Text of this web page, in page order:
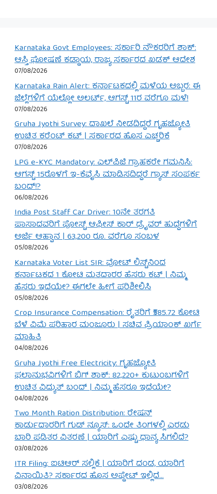
Karnataka Govt Employees: ಸರ್ಕಾರಿ ನೌಕರರಿಗೆ ಶಾಕ್:
ಆಸ್ತಿ ಘೋಷಣೆ ಕಡ್ಡಾಯ, ರಾಜ್ಯ ಸರ್ಕಾರದ ಖಡಕ್ ಆದೇಶ
07/08/2026
Karnataka Rain Alert: ಕರ್ನಾಟಕದಲ್ಲಿ ಮಳೆಯ ಅಬ್ಬರ: ಈ
ಜಿಲ್ಲೆಗಳಿಗೆ ಯೆಲ್ಲೋ ಅಲರ್ಟ್, ಆಗಸ್ಟ್ 11ರ ವರೆಗೂ ಮಳೆ!
07/08/2026
Gruha Jyothi Survey: ದಾಖಲೆ ನೀಡದಿದ್ದರೆ ಗೃಹಜ್ಯೋತಿ
ಉಚಿತ ಕರೆಂಟ್ ಕಟ್ | ಸರ್ಕಾರದ ಹೊಸ ಎಚ್ಚರಿಕೆ
07/08/2026
LPG e-KYC Mandatory: ಎಲ್‌ಪಿಜಿ ಗ್ರಾಹಕರೇ ಗಮನಿಸಿ:
ಆಗಸ್ಟ್ 15ರೊಳಗೆ ಇ-ಕೆವೈಸಿ ಮಾಡಿಸದಿದ್ದರೆ ಗ್ಯಾಸ್ ಸಂಪರ್ಕ
ಬಂದ್!?
06/08/2026
India Post Staff Car Driver: 10ನೇ ತರಗತಿ
ಪಾಸಾದವರಿಗೆ ಪೋಸ್ಟ್ ಆಫೀಸ್ ಕಾರ್ ಡ್ರೈವರ್ ಹುದ್ದೆಗಳಿಗೆ
ಅರ್ಜಿ ಆಹ್ವಾನ | 63,200 ರೂ. ವರೆಗೂ ಸಂಬಳ
05/08/2026
Karnataka Voter List SIR: ವೋಟ್ ಲಿಸ್ಟ್‌ನಿಂದ
ಕರ್ನಾಟಕದ 1 ಕೋಟಿ ಮತದಾರರ ಹೆಸರು ಕಟ್ | ನಿಮ್ಮ
ಹೆಸರು ಇದೆಯೇ? ಈಗಲೇ ಹೀಗೆ ಪರಿಶೀಲಿಸಿ
05/08/2026
Crop Insurance Compensation: ರೈತರಿಗೆ ₹585.72 ಕೋಟಿ
ಬೆಳೆ ವಿಮೆ ಪರಿಹಾರ ಮಂಜೂರು | ಸಚಿವ ಪ್ರಿಯಾಂಕ್ ಖರ್ಗೆ
ಮಾಹಿತಿ
04/08/2026
Gruha Jyothi Free Electricity: ಗೃಹಜ್ಯೋತಿ
ಫಲಾನುಭವಿಗಳಿಗೆ ಬಿಗ್ ಶಾಕ್: 82,220+ ಕುಟುಂಬಗಳಿಗೆ
ಉಚಿತ ವಿದ್ಯುತ್ ಬಂದ್ | ನಿಮ್ಮ ಹೆಸರೂ ಇದೆಯೇ?
04/08/2026
Two Month Ration Distribution: ರೇಷನ್
ಕಾರ್ಡುದಾರರಿಗೆ ಗುಡ್ ನ್ಯೂಸ್: ಒಂದೇ ತಿಂಗಳಲ್ಲಿ ಎರಡು
ಬಾರಿ ಪಡಿತರ ವಿತರಣೆ | ಯಾರಿಗೆ ಎಷ್ಟು ಧಾನ್ಯ ಸಿಗಲಿದೆ?
03/08/2026
ITR Filing: ಐಟಿಆರ್ ಸಲ್ಲಿಕೆ | ಯಾರಿಗೆ ದಂಡ, ಯಾರಿಗೆ
ವಿನಾಯಿತಿ? ಸರ್ಕಾರದ ಹೊಸ ಅಪ್ಡೇಟ್ ಇಲ್ಲಿದೆ…
03/08/2026